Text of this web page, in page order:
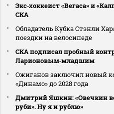
Экс‑хоккеист «Вегаса» и
СКА
Обладатель Кубка Стэнли
поездки на велосипеде
СКА подписал пробный
Ларионовым‑младшим
Ожиганов заключил новый
«Динамо» до 2028 года
Дмитрий Яшкин: «Овечкин
руби». Ну я и рублю»